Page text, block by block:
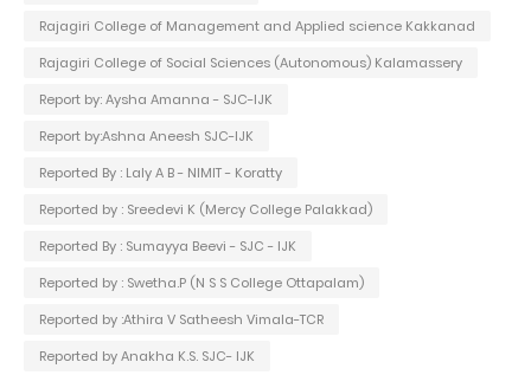
Rajagiri College of Management and Applied science Kakkanad
Rajagiri College of Social Sciences (Autonomous) Kalamassery
Report by: Aysha Amanna - SJC-IJK
Report by:Ashna Aneesh SJC-IJK
Reported By : Laly A B - NIMIT - Koratty
Reported by : Sreedevi K (Mercy College Palakkad)
Reported By : Sumayya Beevi - SJC - IJK
Reported by : Swetha.P (N S S College Ottapalam)
Reported by :Athira V Satheesh Vimala-TCR
Reported by Anakha K.S. SJC- IJK